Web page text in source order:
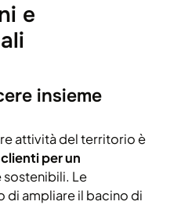
e
insieme
attività del territorio è
per un
sostenibili. Le
ampliare il bacino di